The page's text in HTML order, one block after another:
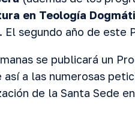
en Teología
. El segundo año de este
se publicará un
a las numerosas
de la Santa Sede